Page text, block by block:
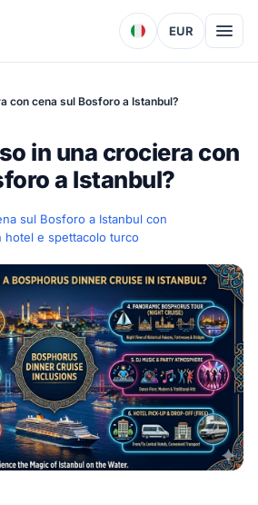
EUR
con cena sul Bosforo a Istanbul?
in una crociera con
a Istanbul?
sul Bosforo a Istanbul con
hotel e spettacolo turco